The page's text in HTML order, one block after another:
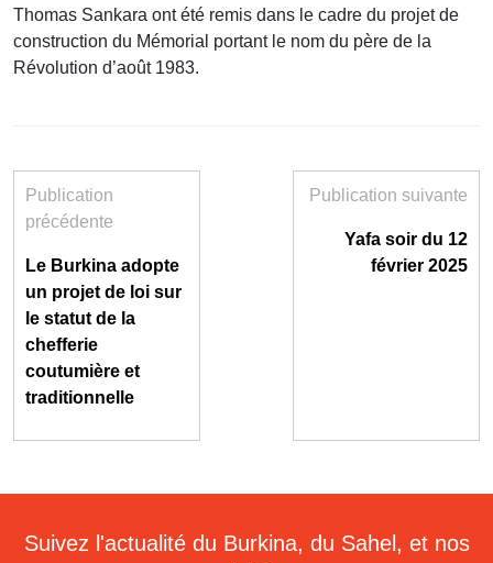
Thomas Sankara ont été remis dans le cadre du projet de
construction du Mémorial portant le nom du père de la
Révolution d’août 1983.
Publication
précédente
Le Burkina adopte
un projet de loi sur
le statut de la
chefferie
coutumière et
traditionnelle
Publication suivante
Yafa soir du 12
février 2025
Suivez l'actualité du Burkina, du Sahel, et nos